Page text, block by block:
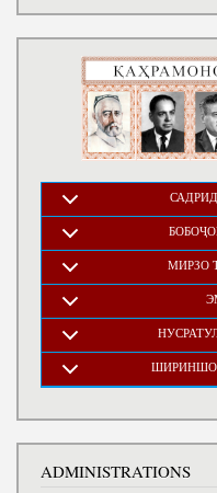
МИРЗО
ADMINISTRATIONS